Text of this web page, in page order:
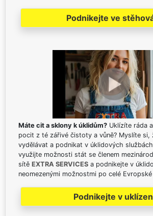
Podnikejte ve
Máte cit a sklony k úklidům? Uklízíte ráda
pocit z té zářivé čistoty a vůně? Myslíte si,
vydělávat a podnikat v úklidových
využijte možnosti stát se členem
sítě EXTRA SERVICES a podnikejte v
neomezenými možnostmi po celé Evropské
Podnikejte v